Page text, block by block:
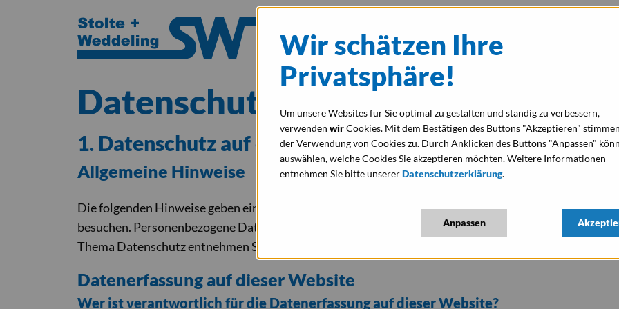
Home Über uns
Datenschutz­erklärung
1. Datenschutz auf einen Blick
Allgemeine Hinweise
Die folgenden Hinweise geben einen einfachen Überblick darüber, was mit Ihren
besuchen. Personenbezogene Daten sind alle Daten, mit denen Sie persönlich identifiziert werden
Thema Datenschutz entnehmen Sie unserer unter diesem Text aufgeführten Datenschutzerklärung.
Datenerfassung auf dieser Website
Wer ist verantwortlich für die Datenerfassung auf dieser Website?
Wir schätzen Ihre
Privatsphäre!
Um unsere Websites für Sie optimal zu gestalten und ständig zu verbessern,
verwenden wirCookies. Mit dem Bestätigen des Buttons "Akzeptieren"
der Verwendung von Cookies zu. Durch Anklicken des Buttons "Anpassen"
auswählen, welche Cookies Sie akzeptieren möchten. Weitere Informationen
entnehmen Sie bitte unsererDatenschutzerklärung.
Anpassen